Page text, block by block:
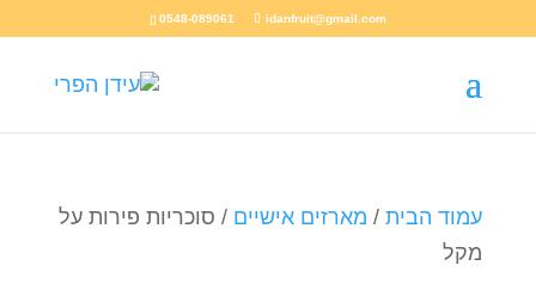
0548-089061 idanfruit@gmail.com
עמוד הבית/ מארזים אישיים / סוכריות פירות על
מקל